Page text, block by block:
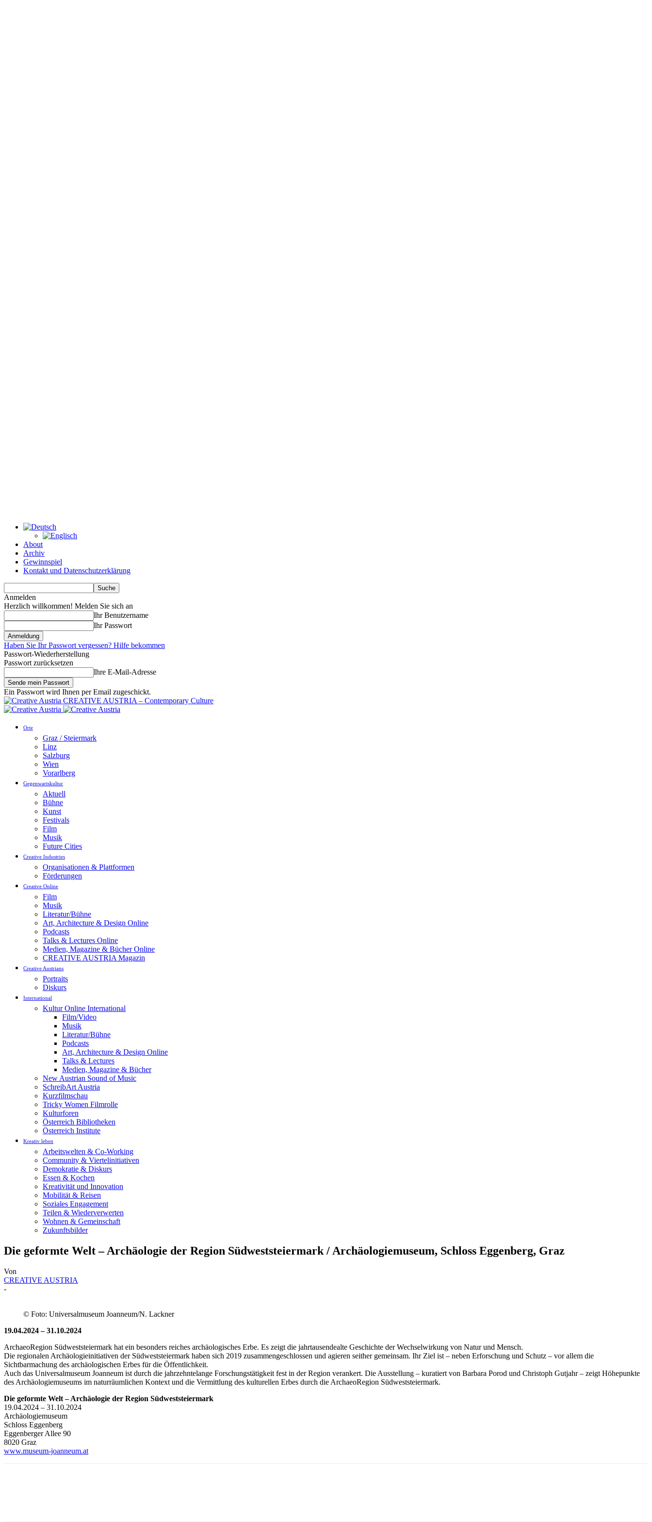
About
Archiv
Gewinnspiel
Kontakt und Datenschutzerklärung
Anmelden
Herzlich willkommen! Melden Sie sich an
Ihr Benutzername
Ihr Passwort
Haben Sie Ihr Passwort vergessen? Hilfe bekommen
Passwort-Wiederherstellung
Passwort zurücksetzen
Ihre E-Mail-Adresse
Ein Passwort wird Ihnen per Email zugeschickt.
CREATIVE AUSTRIA – Contemporary Culture
Orte
Graz / Steiermark
Linz
Salzburg
Wien
Vorarlberg
Gegenwartskultur
Aktuell
Bühne
Kunst
Festivals
Film
Musik
Future Cities
Creative Industries
Organisationen & Plattformen
Förderungen
Creative Online
Film
Musik
Literatur/Bühne
Art, Architecture & Design Online
Podcasts
Talks & Lectures Online
Medien, Magazine & Bücher Online
CREATIVE AUSTRIA Magazin
Creative Austrians
Portraits
Diskurs
International
Kultur Online International
Film/Video
Musik
Literatur/Bühne
Podcasts
Art, Architecture & Design Online
Talks & Lectures
Medien, Magazine & Bücher
New Austrian Sound of Music
SchreibArt Austria
Kurzfilmschau
Tricky Women Filmrolle
Kulturforen
Österreich Bibliotheken
Österreich Institute
Kreativ leben
Arbeitswelten & Co-Working
Community & Viertelinitiativen
Demokratie & Diskurs
Essen & Kochen
Kreativität und Innovation
Mobilität & Reisen
Soziales Engagement
Teilen & Wiederverwerten
Wohnen & Gemeinschaft
Zukunftsbilder
Die geformte Welt – Archäologie der Region Südweststeiermark / Archäologiemuseum, Schloss Eggenberg, Graz
Von
CREATIVE AUSTRIA
-
© Foto: Universalmuseum Joanneum/N. Lackner
19.04.2024 – 31.10.2024
ArchaeoRegion Südweststeiermark hat ein besonders reiches archäologisches Erbe. Es zeigt die jahrtausendealte Geschichte der Wechselwirkung von Natur und Mensch.
Die regionalen Archäologieinitiativen der Südweststeiermark haben sich 2019 zusammengeschlossen und agieren seither gemeinsam. Ihr Ziel ist – neben Erforschung und Schutz – vor allem die
Sichtbarmachung des archäologischen Erbes für die Öffentlichkeit.
Auch das Universalmuseum Joanneum ist durch die jahrzehntelange Forschungstätigkeit fest in der Region verankert. Die Ausstellung – kuratiert von Barbara Porod und Christoph Gutjahr – zeigt Höhepunkte
des Archäologiemuseums im naturräumlichen Kontext und die Vermittlung des kulturellen Erbes durch die ArchaeoRegion Südweststeiermark.
Die geformte Welt – Archäologie der Region Südweststeiermark
19.04.2024 – 31.10.2024
Archäologiemuseum
Schloss Eggenberg
Eggenberger Allee 90
8020 Graz
www.museum-joanneum.at